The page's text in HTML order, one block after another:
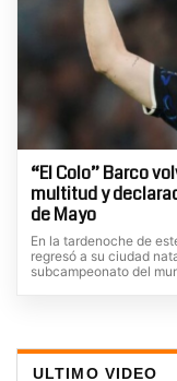
“El Colo” Barco
multitud y
de Mayo
En la tardenoche de
regresó a su ciudad
subcampeonato del
ULTIMO VIDEO